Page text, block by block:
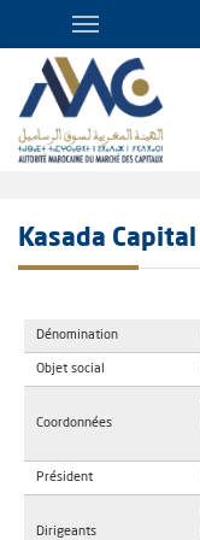
Kasada
Dénomination
Objet social
Coordonnées
Président
Dirigeants